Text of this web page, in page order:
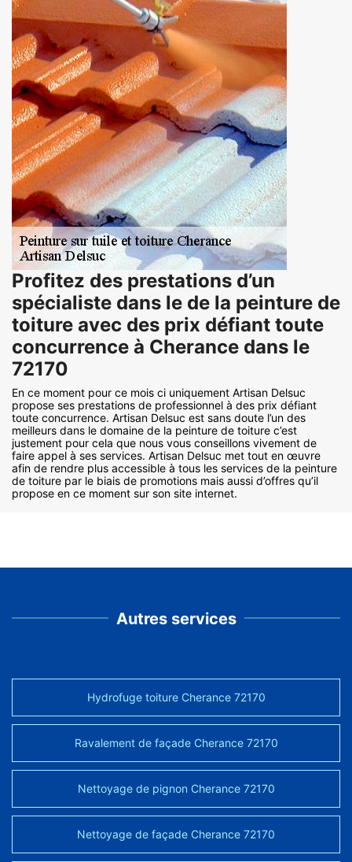
Profitez des prestations d’un
spécialiste dans le de la peinture de
toiture avec des prix défiant toute
concurrence à Cherance dans le
72170
En ce moment pour ce mois ci uniquement Artisan Delsuc
propose ses prestations de professionnel à des prix défiant
toute concurrence. Artisan Delsuc est sans doute l’un des
meilleurs dans le domaine de la peinture de toiture c’est
justement pour cela que nous vous conseillons vivement de
faire appel à ses services. Artisan Delsuc met tout en œuvre
afin de rendre plus accessible à tous les services de la peinture
de toiture par le biais de promotions mais aussi d’offres qu’il
propose en ce moment sur son site internet.
Autres services
Hydrofuge toiture Cherance 72170
Ravalement de façade Cherance 72170
Nettoyage de pignon Cherance 72170
Nettoyage de façade Cherance 72170